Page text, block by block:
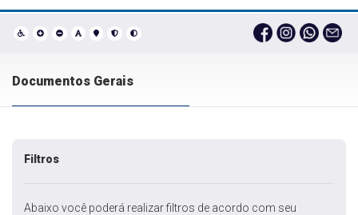
Documentos Gerais
Filtros
Abaixo você poderá realizar filtros de acordo com seu